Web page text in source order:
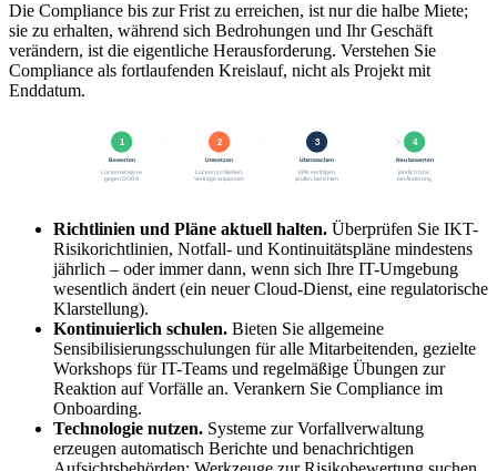
Die Compliance bis zur Frist zu erreichen, ist nur die halbe Miete;
sie zu erhalten, während sich Bedrohungen und Ihr Geschäft
verändern, ist die eigentliche Herausforderung. Verstehen Sie
Compliance als fortlaufenden Kreislauf, nicht als Projekt mit
Enddatum.
1
Bewerten
Lückenanalyse
gegen DORA
2
Umsetzen
Lücken schließen,
Verträge anpassen
3
Überwachen
KPIs verfolgen,
prüfen, berichten
4
Neu bewerten
jährlich bzw.
bei Änderung
Richtlinien und Pläne aktuell halten. Überprüfen Sie IKT-
Risikorichtlinien, Notfall- und Kontinuitätspläne mindestens
jährlich – oder immer dann, wenn sich Ihre IT-Umgebung
wesentlich ändert (ein neuer Cloud-Dienst, eine regulatorische
Klarstellung).
Kontinuierlich schulen. Bieten Sie allgemeine
Sensibilisierungsschulungen für alle Mitarbeitenden, gezielte
Workshops für IT-Teams und regelmäßige Übungen zur
Reaktion auf Vorfälle an. Verankern Sie Compliance im
Onboarding.
Technologie nutzen. Systeme zur Vorfallverwaltung
erzeugen automatisch Berichte und benachrichtigen